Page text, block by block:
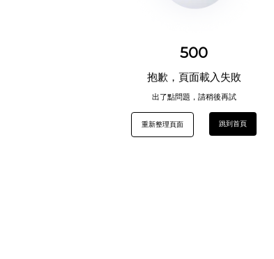
500
抱歉，頁面載入失敗
出了點問題，請稍後再試
重新整理頁面 跳到首頁